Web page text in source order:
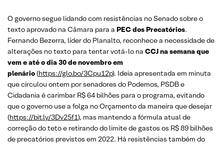
O governo segue lidando com resistências no Senado sobre o
texto aprovado na Câmara para a PEC dos Precatórios.
Fernando Bezerra, líder do Planalto, reconhece a necessidade de
alterações no texto para tentar votá-lo na CCJ na semana que
vem e até o dia 30 de novembro em
plenário(https://glo.bo/3Cpu12p). Ideia apresentada em minuta
que circulou ontem por senadores do Podemos, PSDB e
Cidadania é carimbar R$ 64 bilhões para o programa, evitando
que o governo use a folga no Orçamento da maneira que desejar
(https://bit.ly/3Dv25f1), mas mantendo a fórmula atual de
correção do teto e retirando do limite de gastos os R$ 89 bilhões
de precatórios previstos em 2022. Há resistências também do